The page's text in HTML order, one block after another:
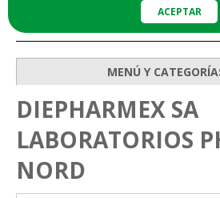
ACEPTAR
MENÚ Y
DIEPHARMEX SA
LABORATORIOS
NORD